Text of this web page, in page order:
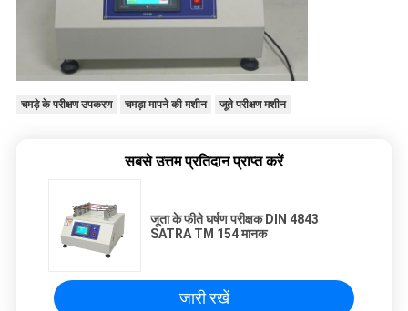
चमड़े के परीक्षण उपकरण चमड़ा मापने की मशीन जूते परीक्षण मशीन
सबसे उत्तम प्रतिदान प्राप्त करें
जूता के फीते घर्षण परीक्षक DIN 4843
SATRA TM 154 मानक
जारी रखें